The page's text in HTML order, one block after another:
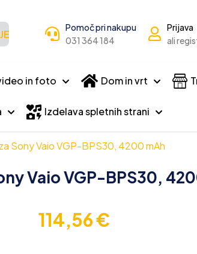
Pomoč pri nakupu
031 364 184
Prijava
ali
in foto Dom in vrt
Izdelava spletnih strani
Sony Vaio VGP-BPS30, 4200 mAh
Vaio VGP-BPS30,
114,56€